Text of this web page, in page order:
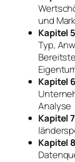
und
Kapitel
Typ,
Kapitel
Analyse
Kapitel
Kapitel